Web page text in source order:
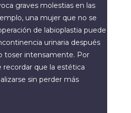
graves molestias en las
una mujer que no se
de labioplastia puede
urinaria después
toser intensamente. Por
que la estética
sin perder más